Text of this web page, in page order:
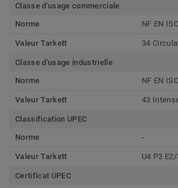
Classe d'usage commerciale
Norme
NF EN
Valeur Tarkett 34
Classe d'usage industrielle
Norme
NF EN
Valeur Tarkett 43
Classification UPEC
Norme
-
Valeur Tarkett U4 P3
Certificat UPEC